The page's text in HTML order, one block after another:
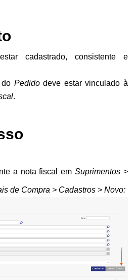
cadastrado, consistente e
Pedidodeve estar vinculado à
.
a nota fiscal emSuprimentos >
de Compra > Cadastros > Novo: